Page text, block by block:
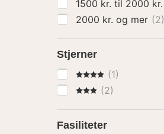
1500 kr. til 2000 kr.
2000 kr. og mer (2)
Stjerner
4 Stjerner
(1)
3 Stjerner
(2)
Fasiliteter